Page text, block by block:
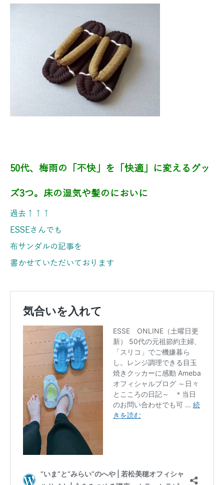
50代、梅雨の「不快」を「快適」に変えるグッ
ズ3つ。床の湿気や髪のにおいに
過去↑↑↑
ESSEさんでも
布サンダルの記事を
書かせていただいております